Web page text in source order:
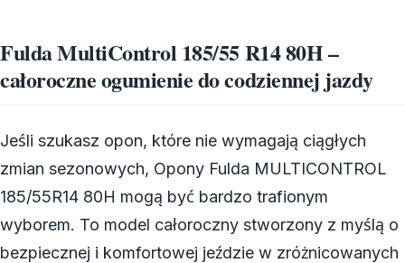
Fulda MultiControl 185/55 R14 80H –
całoroczne ogumienie do codziennej jazdy
Jeśli szukasz opon, które nie wymagają ciągłych
zmian sezonowych, Opony Fulda MULTICONTROL
185/55R14 80H mogą być bardzo trafionym
wyborem. To model całoroczny stworzony z myślą o
bezpiecznej i komfortowej jeździe w zróżnicowanych